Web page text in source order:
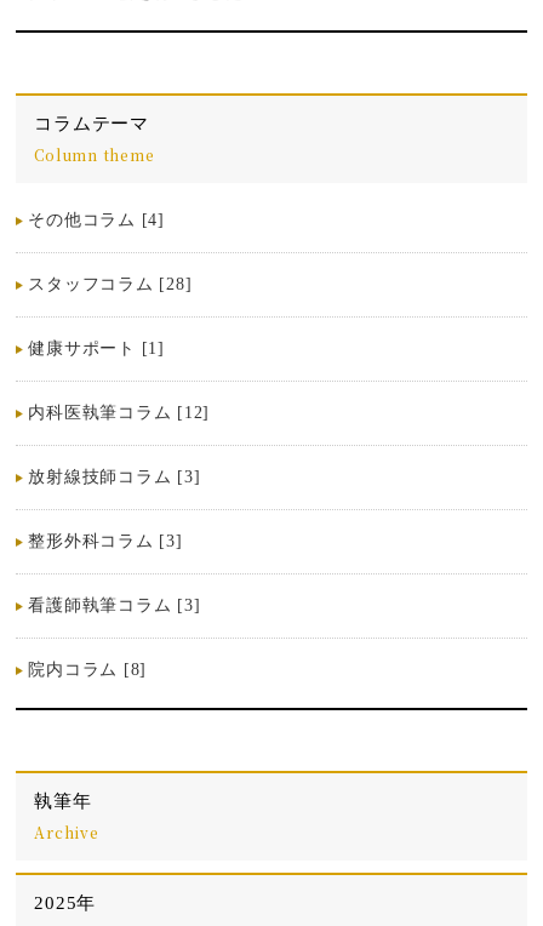
コラムテーマ
Column theme
その他コラム [4]
スタッフコラム [28]
健康サポート [1]
内科医執筆コラム [12]
放射線技師コラム [3]
整形外科コラム [3]
看護師執筆コラム [3]
院内コラム [8]
執筆年
Archive
2025年